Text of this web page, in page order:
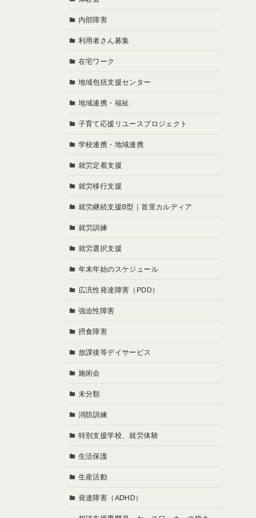
内部障害
利用者さん募集
在宅ワーク
地域包括支援センター
地域連携・福祉
子育て応援リユースプロジェクト
学校連携・地域連携
就労定着支援
就労移行支援
就労継続支援B型｜首里カルディア
就労訓練
就労選択支援
年末年始のスケジュール
広汎性発達障害（PDD）
強迫性障害
摂食障害
放課後等デイサービス
施術会
未分類
消防訓練
特別支援学校、就労体験
生活保護
生産活動
発達障害（ADHD）